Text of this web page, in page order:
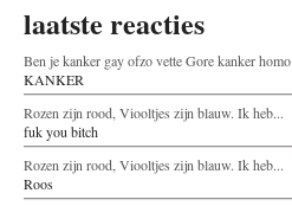
laatste reacties
Ben je kanker gay ofzo vette Gore kanker homo
KANKER
Rozen zijn rood, Viooltjes zijn blauw. Ik heb...
fuk you bitch
Rozen zijn rood, Viooltjes zijn blauw. Ik heb...
Roos